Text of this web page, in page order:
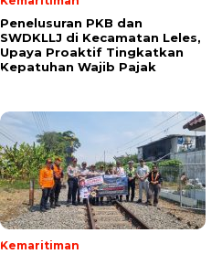
Penelusuran PKB dan
SWDKLLJ di Kecamatan Leles,
Upaya Proaktif Tingkatkan
Kepatuhan Wajib Pajak
Kemaritiman